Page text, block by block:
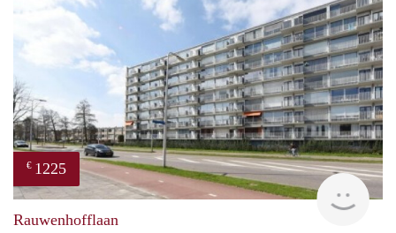
€ 1225
Rauwenhofflaan